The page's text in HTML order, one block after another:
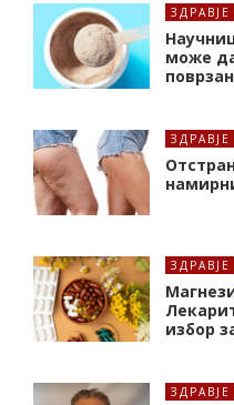
ЗДРАВЈЕ
може
ЗДРАВЈЕ
ЗДРАВЈЕ
избор
ЗДРАВЈЕ